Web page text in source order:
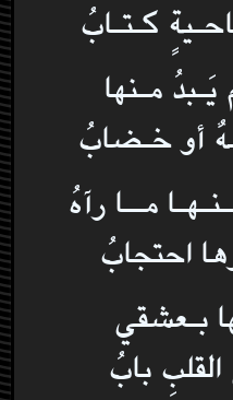
كـتـابُ
مـنها
أو خـضابُ
مــا رآهُ
احتجابُ
بـعشقي
بابُ